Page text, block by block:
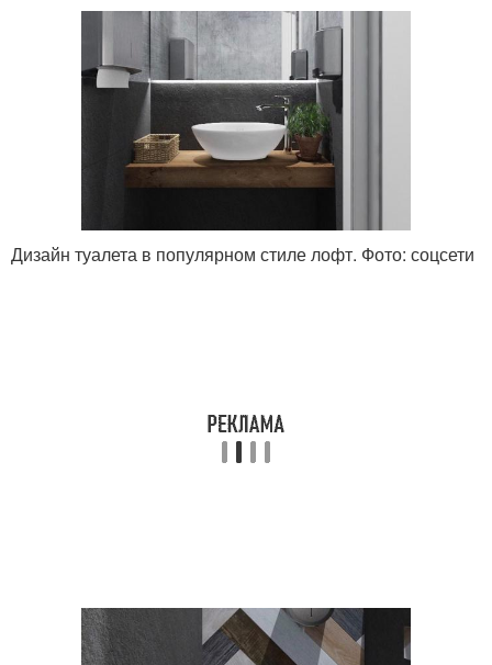
Дизайн туалета в популярном стиле лофт. Фото: соцсети